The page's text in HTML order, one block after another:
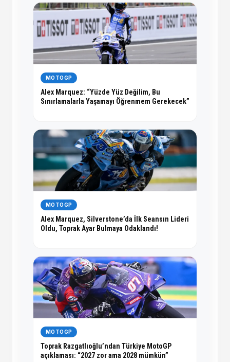
MOTOGP
Alex Marquez: “Yüzde Yüz Değilim, Bu
Sınırlamalarla Yaşamayı Öğrenmem Gerekecek”
MOTOGP
Alex Marquez, Silverstone’da İlk Seansın Lideri
Oldu, Toprak Ayar Bulmaya Odaklandı!
MOTOGP
Toprak Razgatlıoğlu’ndan Türkiye MotoGP
açıklaması: “2027 zor ama 2028 mümkün”